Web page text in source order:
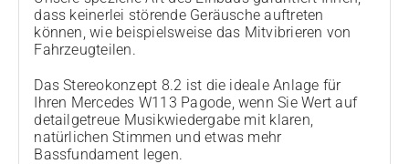
dass keinerlei störende Geräusche auftreten
können, wie beispielsweise das Mitvibrieren von
Fahrzeugteilen.
Das Stereokonzept 8.2 ist die ideale Anlage für
Ihren Mercedes W113 Pagode, wenn Sie Wert auf
detailgetreue Musikwiedergabe mit klaren,
natürlichen Stimmen und etwas mehr
Bassfundament legen.